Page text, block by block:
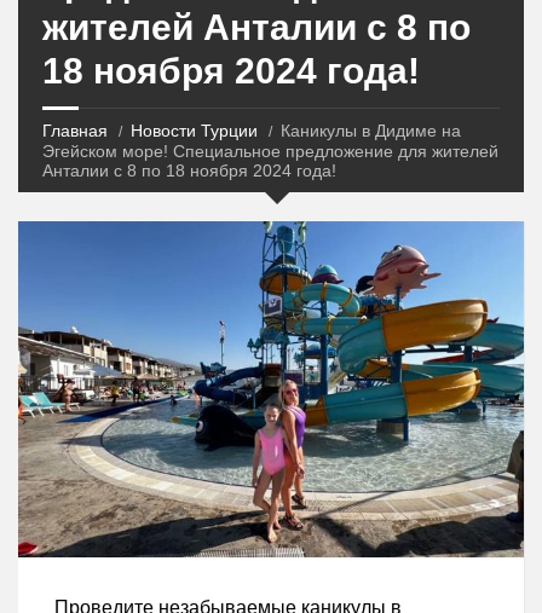
жителей Анталии с 8 по
18 ноября 2024 года!
Главная Новости Турции
Каникулы в Дидиме на
Эгейском море! Специальное предложение для жителей
Анталии с 8 по 18 ноября 2024 года!
Проведите незабываемые каникулы в